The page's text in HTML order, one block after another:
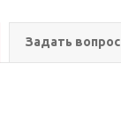
Задать вопрос